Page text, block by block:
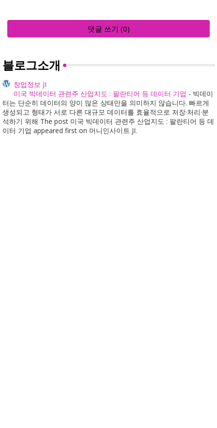
댓글 쓰기 (0)
블로그소개
창업정보 JI
미국 빅데이터 관련주 산업지도 : 팔란티어 등 데이터 기업 - 빅데이
터는 단순히 데이터의 양이 많은 상태만을 의미하지 않습니다. 빠르게
생성되고 형태가 서로 다른 대규모 데이터를 효율적으로 저장·처리·분
석하기 위해 The post 미국 빅데이터 관련주 산업지도 : 팔란티어 등 데
이터 기업 appeared first on 머니인사이트 JI.